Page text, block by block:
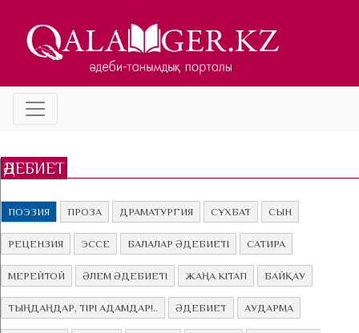
ӘДЕБИЕТ
ПОЭЗИЯ ПРОЗА ДРАМАТУРГИЯ СҰХБАТ СЫН
РЕЦЕНЗИЯ ЭССЕ БАЛАЛАР ӘДЕБИЕТІ САТИРА
МЕРЕЙТОЙ ӘЛЕМ ӘДЕБИЕТІ ЖАҢА КІТАП БАЙҚАУ
ТЫҢДАҢДАР, ТІРІ АДАМДАР!.. ӘДЕБИЕТ АУДАРМА